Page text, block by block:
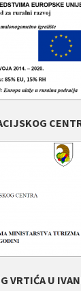
VRTIĆA U